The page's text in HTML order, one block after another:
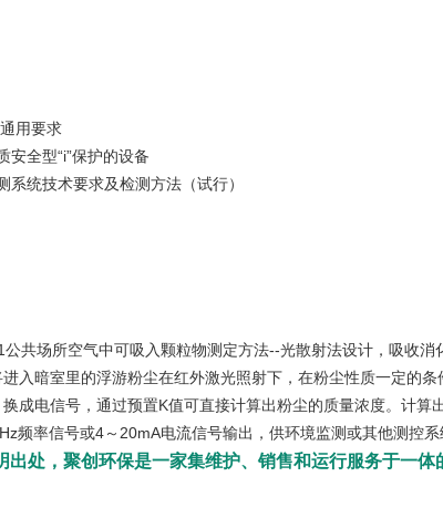
用要求
全型“i”保护的设备
技术要求及检测方法（试行）
共场所空气中可吸入颗粒物测定方法--光散射法设计，吸收消
入暗室里的浮游粉尘在红外激光照射下，在粉尘性质一定的条
成电信号，通过预置K值可直接计算出粉尘的质量浓度。计算
频率信号或4～20mA电流信号输出，供环境监测或其他测控系
处，聚创环保是一家集维护、销售和运行服务于一体